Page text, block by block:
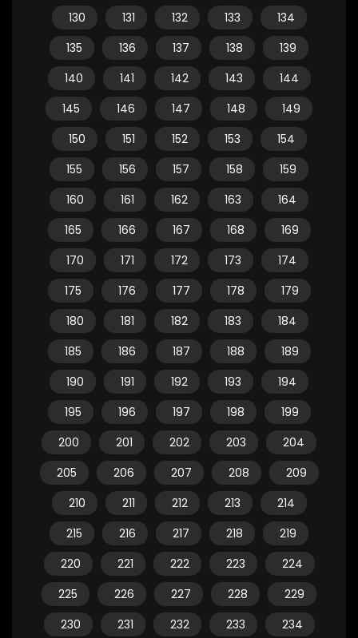
130
131 132 133
134
135
136 137 138
139
140
141 142 143
144
145
146 147 148
149
150
151 152 153
154
155
156 157 158
159
160
161 162 163
164
165
166 167 168
169
170
171 172 173
174
175
176 177 178
179
180
181 182 183
184
185
186 187 188
189
190
191 192 193
194
195
196 197 198
199
200
201 202 203
204
205
206 207 208
209
210
211 212 213
214
215
216 217 218
219
220
221 222 223
224
225
226 227 228
229
230
231 232 233
234